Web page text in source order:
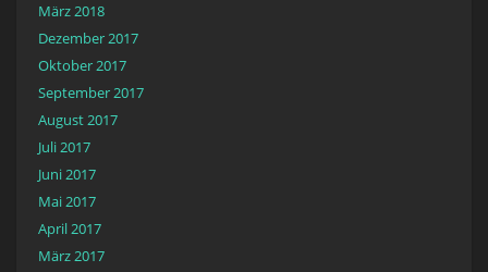
März 2018
Dezember 2017
Oktober 2017
September 2017
August 2017
Juli 2017
Juni 2017
Mai 2017
April 2017
März 2017